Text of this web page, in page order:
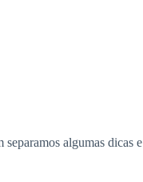
algumas dicas e